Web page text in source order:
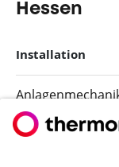
Hessen
Installation
Reiskrichen
Region